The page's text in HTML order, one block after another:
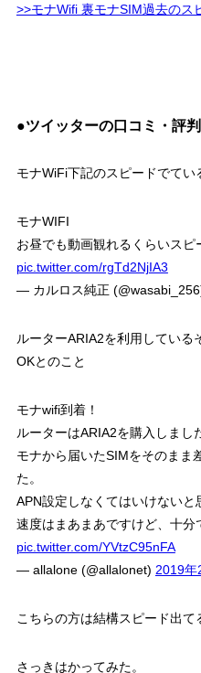
>>モナWifi 裏モナSIM過去のス
●ツイッターの口コミ・評判
モナWiFi下記のスピードでてい
モナWIFI
お昼でも動画観れるくらいスピ
pic.twitter.com/rgTd2NjIA3
— カルロス純正
ルーターARIA2を利用している
OKとのこと
モナwifi到着！
ルーターはARIA2を購入しまし
モナから届いたSIMをそのまま
た。
APN設定しなくてはいけないと
速度はまあまあですけど、十分
pic.twitter.com/YVtzC95nFA
— allalone (@allalonet) 2019年
こちらの方は結構スピード出て
さっきはかってみた。